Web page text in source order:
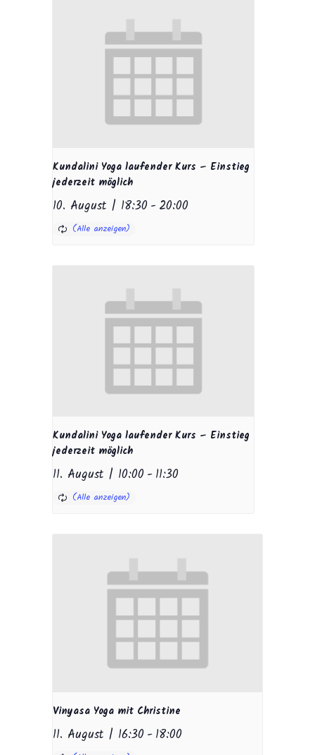
Kundalini Yoga laufender Kurs – Einstieg
jederzeit möglich
10. August | 18:30 -20:00
Kundalini Yoga laufender Kurs – Einstieg
jederzeit möglich
11. August | 10:00 -11:30
Vinyasa Yoga mit Christine
11. August | 16:30 -18:00